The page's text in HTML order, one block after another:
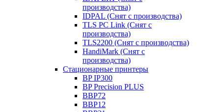
производства)
IDPAL (Снят с производства)
TLS PC Link (Снят с
производства)
TLS2200 (Снят с производства)
HandiMark (Снят с
производства)
Стационарные принтеры
BP IP300
BP Precision PLUS
BBP72
BBP12